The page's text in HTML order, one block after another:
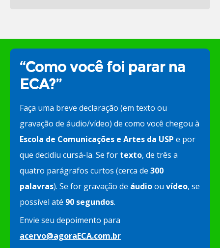
“Como você foi parar na
ECA?”
Faça uma breve declaração (em texto ou
gravação de áudio/vídeo) de como você chegou à
Escola de Comunicações e Artes da USP e por
que decidiu cursá-la. Se for texto, de três a
quatro parágrafos curtos (cerca de 300
palavras). Se for gravação de áudioou vídeo, se
possível até 90 segundos.
Envie seu depoimento para
acervo@agoraECA.com.br